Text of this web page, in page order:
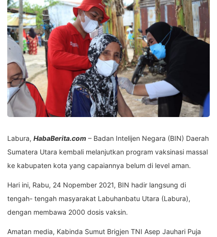
Labura, HabaBerita.com – Badan Intelijen Negara (BIN) Daerah
Sumatera Utara kembali melanjutkan program vaksinasi massal
ke kabupaten kota yang capaiannya belum di level aman.
Hari ini, Rabu, 24 Nopember 2021, BIN hadir langsung di
tengah- tengah masyarakat Labuhanbatu Utara (Labura),
dengan membawa 2000 dosis vaksin.
Amatan media, Kabinda Sumut Brigjen TNI Asep Jauhari Puja